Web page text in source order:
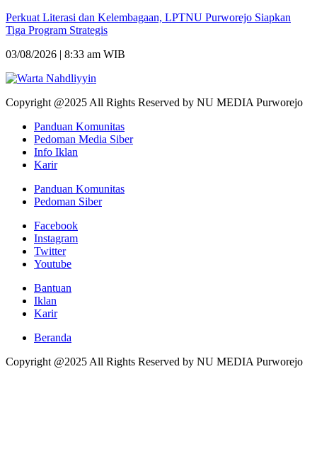
Perkuat Literasi dan Kelembagaan, LPTNU Purworejo Siapkan
Tiga Program Strategis
03/08/2026 | 8:33 am WIB
Copyright @2025 All Rights Reserved by NU MEDIA Purworejo
Panduan Komunitas
Pedoman Media Siber
Info Iklan
Karir
Panduan Komunitas
Pedoman Siber
Facebook
Instagram
Twitter
Youtube
Bantuan
Iklan
Karir
Beranda
Copyright @2025 All Rights Reserved by NU MEDIA Purworejo